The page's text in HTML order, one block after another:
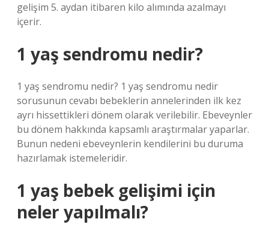
gelişim 5. aydan itibaren kilo alımında azalmayı
içerir.
1 yaş sendromu nedir?
1 yaş sendromu nedir? 1 yaş sendromu nedir
sorusunun cevabı bebeklerin annelerinden ilk kez
ayrı hissettikleri dönem olarak verilebilir. Ebeveynler
bu dönem hakkında kapsamlı araştırmalar yaparlar.
Bunun nedeni ebeveynlerin kendilerini bu duruma
hazırlamak istemeleridir.
1 yaş bebek gelişimi için
neler yapılmalı?